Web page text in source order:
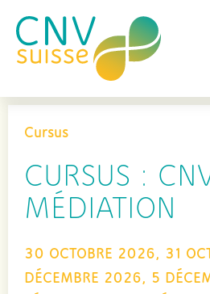
Cursus
CURSUS :
MÉDIATION
30 OCTOBRE 2026, 31
DÉCEMBRE 2026, 5